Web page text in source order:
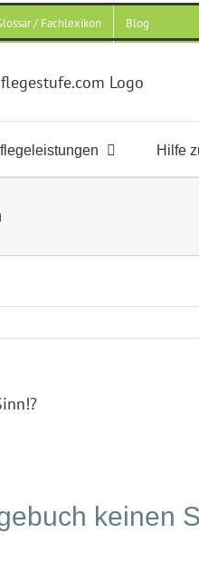
/ Fachlexikon Blog
Hilfe
keinen